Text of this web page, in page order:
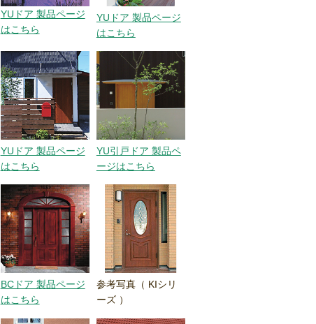
YUドア 製品ページ
はこちら
YUドア 製品ページ
はこちら
YUドア 製品ページ
はこちら
YU引戸ドア 製品ペ
ージはこちら
BCドア 製品ページ
はこちら
参考写真（ KIシリ
ーズ ）